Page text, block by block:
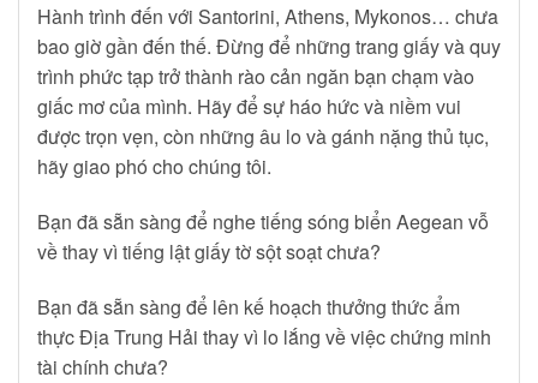
Hành trình đến với Santorini, Athens, Mykonos… chưa
bao giờ gần đến thế. Đừng để những trang giấy và quy
trình phức tạp trở thành rào cản ngăn bạn chạm vào
giấc mơ của mình. Hãy để sự háo hức và niềm vui
được trọn vẹn, còn những âu lo và gánh nặng thủ tục,
hãy giao phó cho chúng tôi.
Bạn đã sẵn sàng để nghe tiếng sóng biển Aegean vỗ
về thay vì tiếng lật giấy tờ sột soạt chưa?
Bạn đã sẵn sàng để lên kế hoạch thưởng thức ẩm
thực Địa Trung Hải thay vì lo lắng về việc chứng minh
tài chính chưa?